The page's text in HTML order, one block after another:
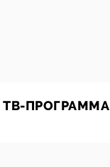
ТВ-ПРОГРАММА